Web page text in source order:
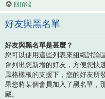
回頂端
好友與黑名單
好友與黑名單是甚麼？
您可以使用這些列表來組織討論
會列出您新增的好友，方便您快
風格樣板的支援下，您的好友所
果您將某個會員加入了黑名單，
藏。